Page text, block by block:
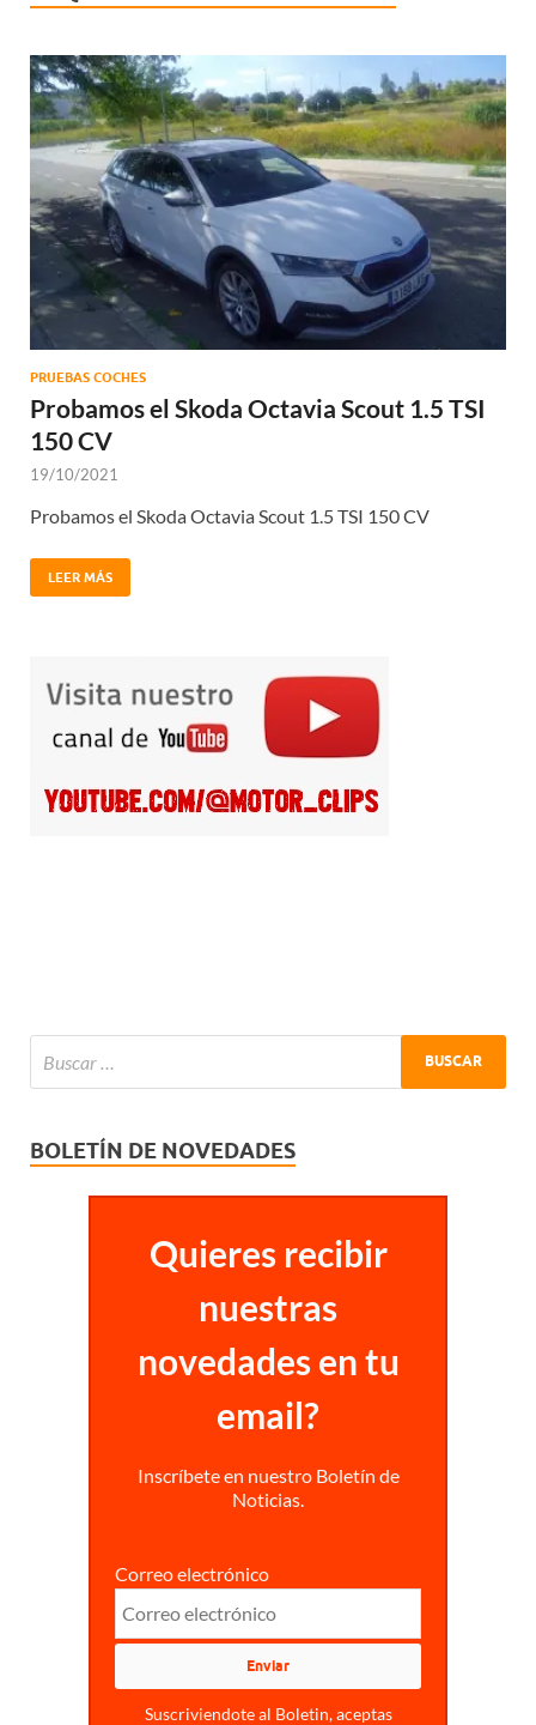
PRUEBAS COCHES
Probamos el Skoda Octavia Scout 1.5 TSI
150 CV
19/10/2021
Probamos el Skoda Octavia Scout 1.5 TSI 150 CV
LEER MÁS
BOLETÍN DE NOVEDADES
Quieres recibir
nuestras
novedades en tu
email?
Inscríbete en nuestro Boletín de
Noticias.
Correo electrónico
Suscriviendote al Boletin, aceptas